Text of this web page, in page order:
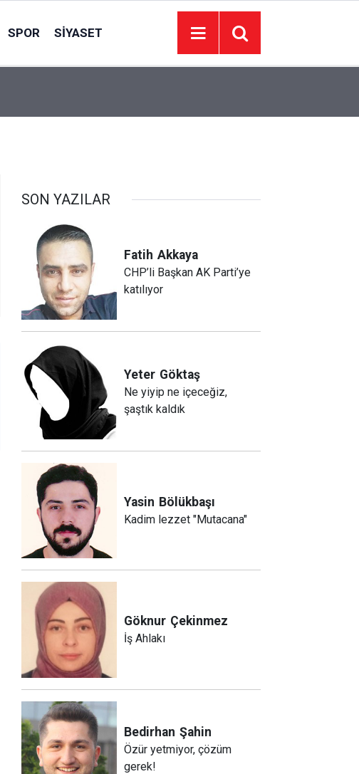
SPOR SIYASET
SON YAZILAR
Fatih Akkaya
CHP’li Başkan AK Parti’ye
katılıyor
Yeter Göktaş
Ne yiyip ne içeceğiz,
şaştık kaldık
Yasin Bölükbaşı
Kadim lezzet "Mutacana"
Göknur Çekinmez
İş Ahlakı
Bedirhan Şahin
Özür yetmiyor, çözüm
gerek!